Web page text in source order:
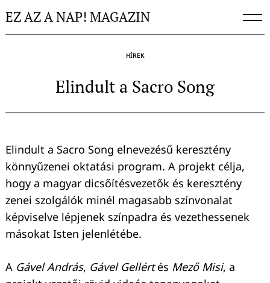
toEZ AZ A NAP! MAGAZIN
HÍREK
Elindult a Sacro Song
Elindult a Sacro Song elnevezésű keresztény
könnyűzenei oktatási program. A projekt célja,
hogy a magyar dicsőítésvezetők és keresztény
zenei szolgálók minél magasabb színvonalat
képviselve lépjenek színpadra és vezethessenek
másokat Isten jelenlétébe.
A Gável András, Gável Gellértés Mező Misi, a